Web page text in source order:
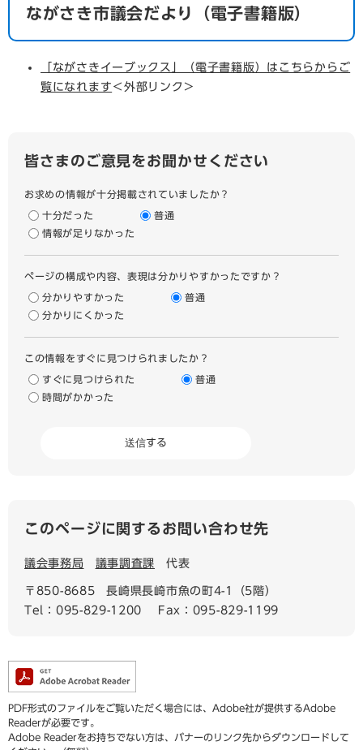
ながさき市議会だより（電子書籍版）
「ながさきイーブックス」（電子書籍版）はこちらからご
覧になれます ＜外部リンク＞
皆さまのご意見をお聞かせください
お求めの情報が十分掲載されていましたか？
十分だった
普通
情報が足りなかった
ページの構成や内容、表現は分かりやすかったですか？
分かりやすかった
普通
分かりにくかった
この情報をすぐに見つけられましたか？
すぐに見つけられた
普通
時間がかかった
このページに関するお問い合わせ先
議会事務局 議事調査課 代表
〒850-8685
長崎県長崎市魚の町4-1（5階）
Tel：095-829-1200
Fax：095-829-1199
PDF形式のファイルをご覧いただく場合には、Adobe社が提供するAdobe
Readerが必要です。
Adobe Readerをお持ちでない方は、バナーのリンク先からダウンロードして